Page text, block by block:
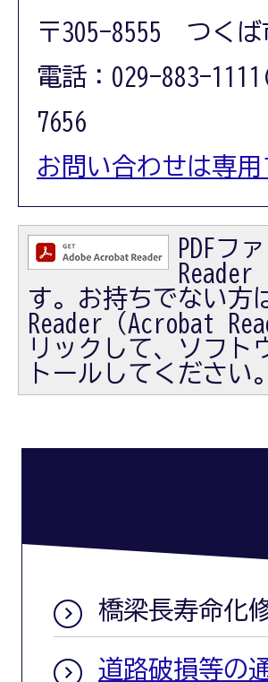
〒305-8555 つくば
電話：029-883-
7656
お問い合わせは専
PDFフ
Reader
す。お持ちでない方
Reader（Acrobat
リックして、ソフト
トールしてください。
橋梁長寿命化
道路破損等の